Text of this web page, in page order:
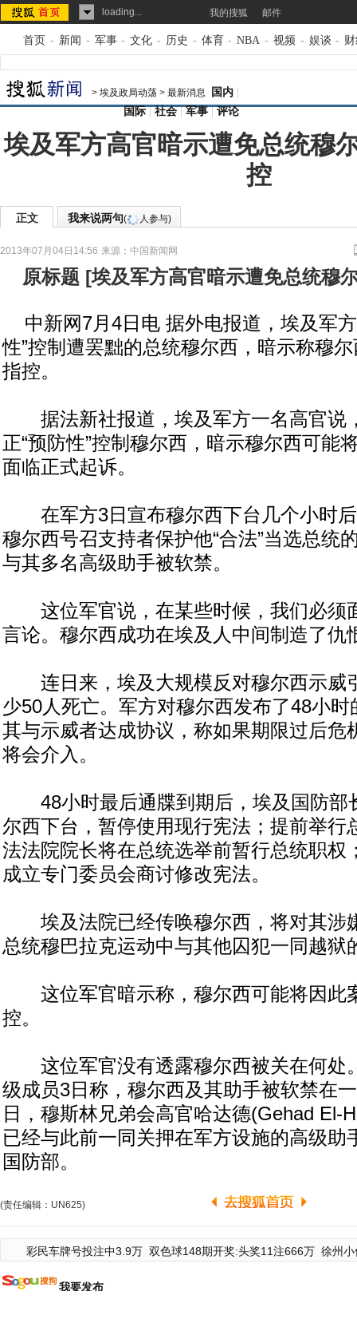
loading... 我的搜狐 邮件
首页 - 新闻 - 军事 - 文化 - 历史 - 体育 - NBA - 视频 - 娱谈 -
> 埃及政局动荡 > 最新消息 国内
国际
社会 军事 评论
埃及军方高官暗示遭免总统穆
控
正文 我来说两句( 人参与)
2013年07月04日14:56 来源： 中国新闻网
原标题 [埃及军方高官暗示遭免总统穆
中新网7月4日电 据外电报道，埃及军
性”控制遭罢黜的总统穆尔西，暗示称穆
指控。
据法新社报道，埃及军方一名高官说
正“预防性”控制穆尔西，暗示穆尔西可能
面临正式起诉。
在军方3日宣布穆尔西下台几个小时后
穆尔西号召支持者保护他“合法”当选总统
与其多名高级助手被软禁。
这位军官说，在某些时候，我们必须
言论。穆尔西成功在埃及人中间制造了仇
连日来，埃及大规模反对穆尔西示威
少50人死亡。军方对穆尔西发布了48小
其与示威者达成协议，称如果期限过后危
将会介入。
48小时最后通牒到期后，埃及国防部
尔西下台，暂停使用现行宪法；提前举行
法法院院长将在总统选举前暂行总统职权
成立专门委员会商讨修改宪法。
埃及法院已经传唤穆尔西，将对其涉
总统穆巴拉克运动中与其他囚犯一同越狱
这位军官暗示称，穆尔西可能将因此
控。
这位军官没有透露穆尔西被关在何处
级成员3日称，穆尔西及其助手被软禁在
日，穆斯林兄弟会高官哈达德(Gehad El-
已经与此前一同关押在军方设施的高级助
国防部。
(责任编辑：UN625)
彩民车牌号投注中3.9万 双色球148期开奖:头奖11注666万 徐州
我要发布